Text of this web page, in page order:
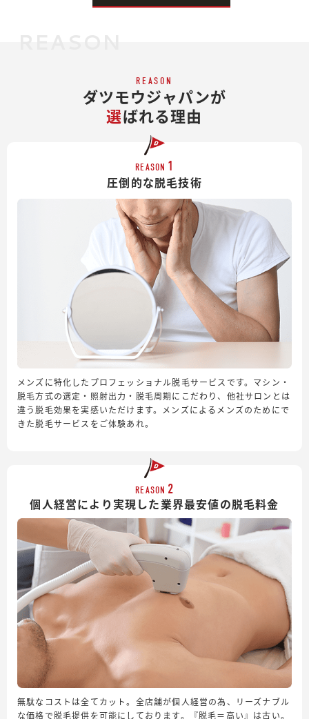
REASON
ダツモウジャパンが
選ばれる理由
REASON 1
圧倒的な脱毛技術
メンズに特化したプロフェッショナル脱毛サービスです。マシン・
脱毛方式の選定・照射出力・脱毛周期にこだわり、他社サロンとは
違う脱毛効果を実感いただけます。メンズによるメンズのためにで
きた脱毛サービスをご体験あれ。
REASON 2
個人経営により実現した業界最安値の脱毛料金
無駄なコストは全てカット。全店舗が個人経営の為、リーズナブル
な価格で脱毛提供を可能にしております。『脱毛＝高い』は古い。